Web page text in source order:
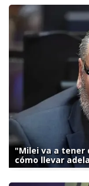
"Milei va a tener
cómo llevar